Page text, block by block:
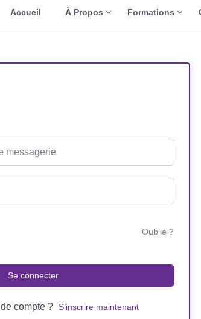
Accueil À Propos Formations
Oublié ?
Se connecter
compte ? S’inscrire maintenant